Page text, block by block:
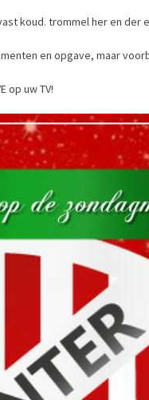
koud. trommel her en der
en opgave, maar
op uw TV!